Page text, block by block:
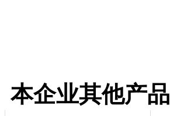
本企业其他产品